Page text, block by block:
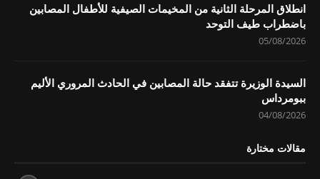
انطلاق المرحلة الثانية من المخيمات الصيفية للأطفال المصابين
باضطراب طيف التوحد
05/08/2026
السيدة الوزيرة تتفقد حالة المصابين في الحادث المروري الأليم
ببومرداس
04/08/2026
مقالات مختارة